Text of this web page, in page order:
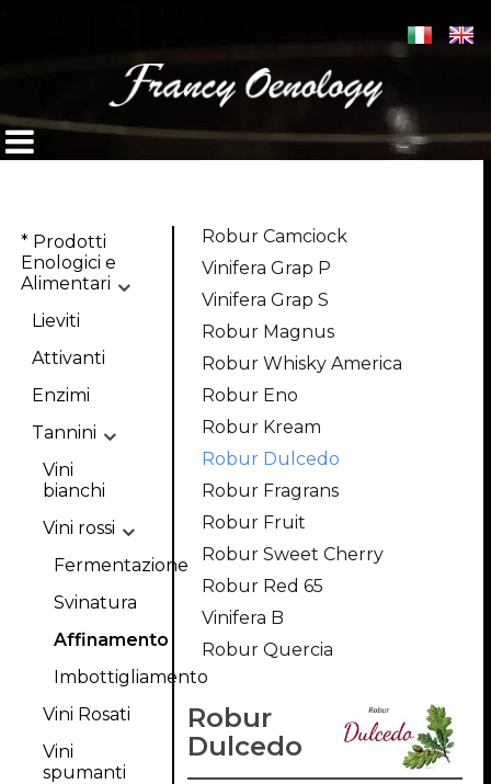
* Prodotti
Enologici e
Alimentari
Lieviti
Attivanti
Enzimi
Tannini
Vini
bianchi
Vini rossi
Fermentazione
Svinatura
Affinamento
Imbottigliamento
Vini Rosati
Vini
spumanti
Robur Camciock
Vinifera Grap P
Vinifera Grap S
Robur Magnus
Robur Whisky America
Robur Eno
Robur Kream
Robur Dulcedo
Robur Fragrans
Robur Fruit
Robur Sweet Cherry
Robur Red 65
Vinifera B
Robur Quercia
Robur
Dulcedo